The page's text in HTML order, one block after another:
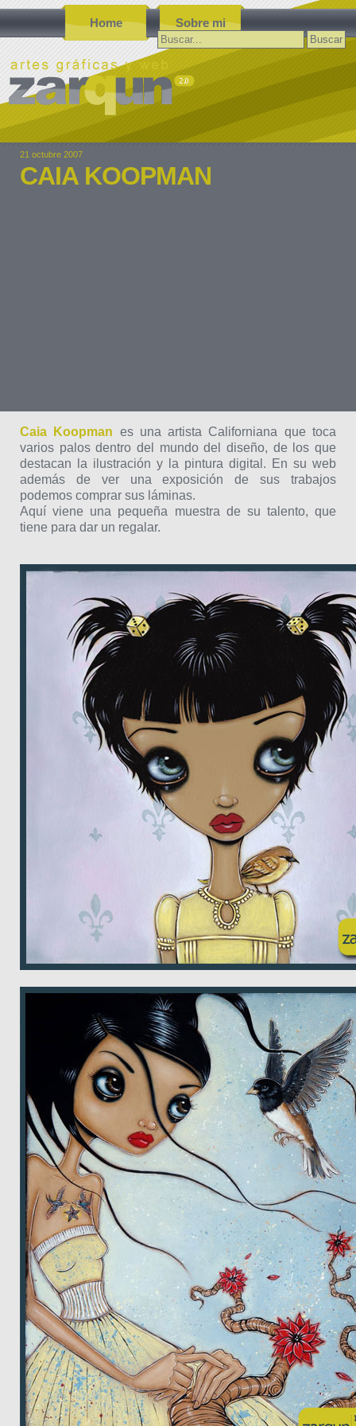
Home Sobre mi
Buscar:
21 octubre 2007
CAIA KOOPMAN
Caia Koopman es una artista Californiana que toca
varios palos dentro del mundo del diseño, de los que
destacan la ilustración y la pintura digital. En su web
además de ver una exposición de sus trabajos
podemos comprar sus láminas.
Aquí viene una pequeña muestra de su talento, que
tiene para dar un regalar.